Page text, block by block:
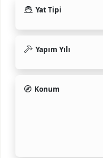
Yat Tipi
Yapım Yılı
Konum